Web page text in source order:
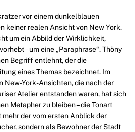
vor einem dunkelblauen
keiner realen Ansicht von New York.
um ein Abbild der Wirklichkeit,
– um eine „Paraphrase“. Thöny
Begriff entlehnt, der die
eines Themas bezeichnet. Im
New-York-Ansichten, die nach der
Atelier entstanden waren, hat sich
Metapher zu bleiben – die Tonart
der vom ersten Anblick der
sondern als Bewohner der Stadt